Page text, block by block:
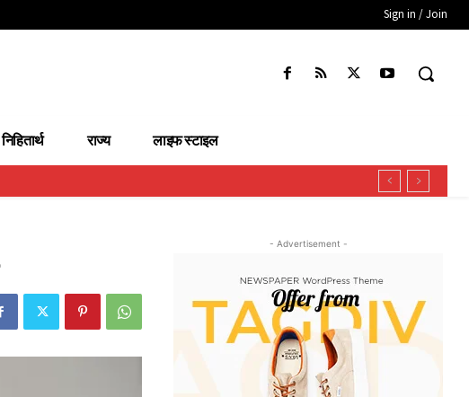
Sign in / Join
निहितार्थ राज्य लाइफ स्टाइल
- Advertisement -